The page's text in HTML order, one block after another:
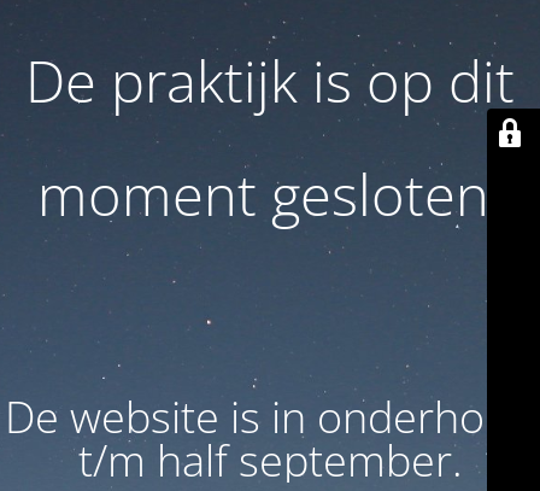
De praktijk is op dit
moment gesloten.
De website is in onderhoud
t/m half september.